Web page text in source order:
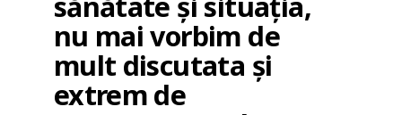
nu mai vorbim de
mult discutata și
extrem de